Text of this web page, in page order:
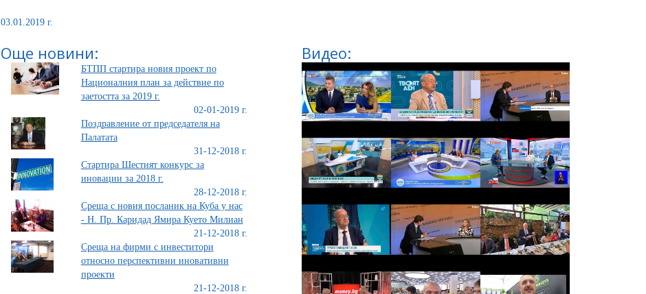
03.01.2019 г.
Още новини:
БТПП стартира новия проект по
Националния план за действие по
заетостта за 2019 г.
02-01-2019 г.
Поздравление от председателя на
Палатата
31-12-2018 г.
Стартира Шестият конкурс за
иновации за 2018 г.
28-12-2018 г.
Среща с новия посланик на Куба у нас
- Н. Пр. Каридад Ямира Куето Милиан
21-12-2018 г.
Среща на фирми с инвеститори
относно перспективни иновативни
проекти
21-12-2018 г.
Видео: